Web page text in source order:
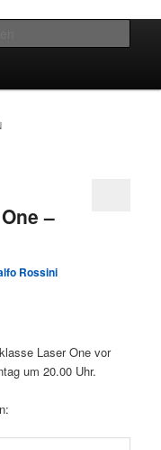
–
Rossini
Laser One vor
um 20.00 Uhr.